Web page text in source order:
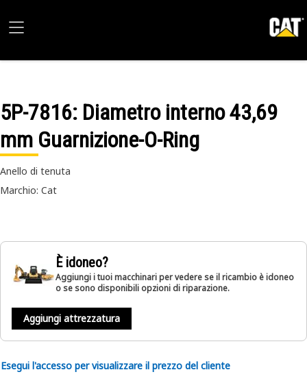
5P-7816: Diametro interno 43,69
mm Guarnizione-O-Ring
Anello di tenuta
Marchio: Cat
È idoneo?
Aggiungi i tuoi macchinari per vedere se il ricambio è idoneo
o se sono disponibili opzioni di riparazione.
Aggiungi attrezzatura
Esegui l'accesso per visualizzare il prezzo del cliente